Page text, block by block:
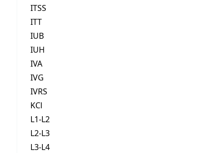
ITSS
ITT
IUB
IUH
IVA
IVG
IVRS
KCl
L1-L2
L2-L3
L3-L4